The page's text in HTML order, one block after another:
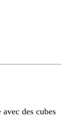
des cubes